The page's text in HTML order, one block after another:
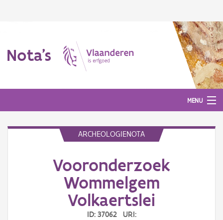
Nota's
MENU
ARCHEOLOGIENOTA
Vooronderzoek
Wommelgem
Volkaertslei
ID: 37062 URI: